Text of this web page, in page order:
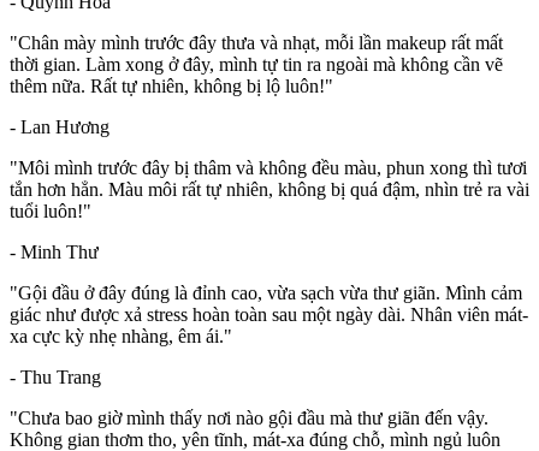
"Chân mày mình trước đây thưa và nhạt, mỗi lần makeup rất mất
thời gian. Làm xong ở đây, mình tự tin ra ngoài mà không cần vẽ
thêm nữa. Rất tự nhiên, không bị lộ luôn!"
- Lan Hương
"Môi mình trước đây bị thâm và không đều màu, phun xong thì tươi
tắn hơn hẳn. Màu môi rất tự nhiên, không bị quá đậm, nhìn trẻ ra vài
tuổi luôn!"
- Minh Thư
"Gội đầu ở đây đúng là đỉnh cao, vừa sạch vừa thư giãn. Mình cảm
giác như được xả stress hoàn toàn sau một ngày dài. Nhân viên mát-
xa cực kỳ nhẹ nhàng, êm ái."
- Thu Trang
"Chưa bao giờ mình thấy nơi nào gội đầu mà thư giãn đến vậy.
Không gian thơm tho, yên tĩnh, mát-xa đúng chỗ, mình ngủ luôn